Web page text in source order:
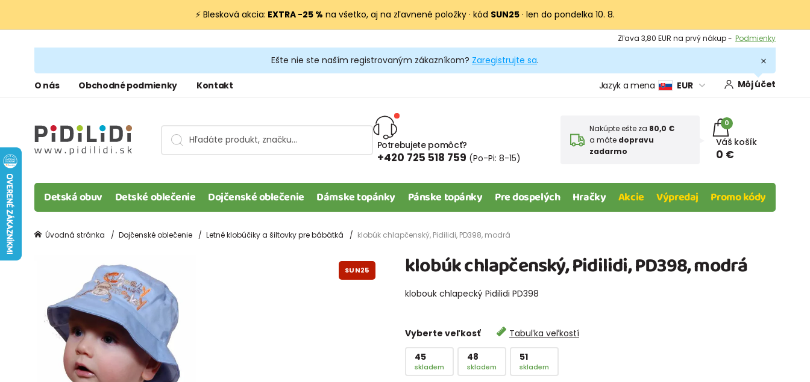
⚡ Blesková akcia: EXTRA −25 % na všetko, aj na zľavnené položky · kód SUN25 · len do pondelka 10. 8.
Výmena a vrátenie tovaru - Zobraziť
Podmienky
Ešte nie ste naším registrovaným zákazníkom? Zaregistrujte sa.
O nás Obchodné podmienky Kontakt Jazyk a mena EUR Môj účet
Potrebujete pomôcť?
+420 725 518 759 (Po-Pi: 8-15)
Nakúpte ešte za 80,0 €
a máte dopravu
zadarmo
0
Váš košík
0 €
Detská obuv Detské oblečenie Dojčenské oblečenie Dámske topánky Pánske topánky Pre dospelých Hračky Akcie Výpredaj Promo kódy
Úvodná stránka Dojčenské oblečenie Letné klobúčiky a šiltovky pre bábätká klobúk chlapčenský, Pidilidi, PD398, modrá
klobúk chlapčenský, Pidilidi, PD398, modrá
klobouk chlapecký Pidilidi PD398
Vyberte veľkosť
Tabuľka veľkostí
45
skladem
48
skladem
51
skladem
SUN25